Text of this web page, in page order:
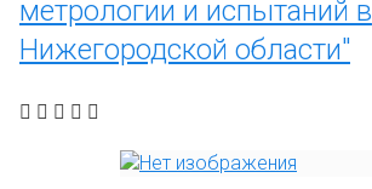
метрологии и испытаний в
Нижегородской области"